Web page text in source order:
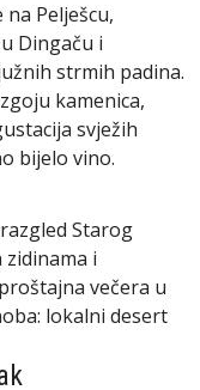
Pelješcu,
Dingaču i
strmih padina.
kamenica,
svježih
bijelo vino.
Starog
zidinama i
večera u
lokalni desert